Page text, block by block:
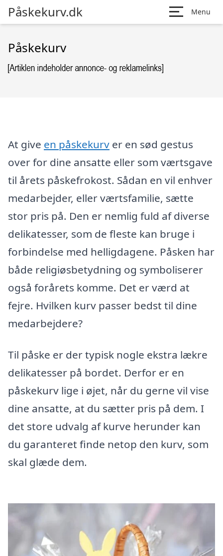
Påskekurv.dk Menu
Påskekurv
At give en påskekurv er en sød gestus
over for dine ansatte eller som værtsgave
til årets påskefrokost. Sådan en vil enhver
medarbejder, eller værtsfamilie, sætte
stor pris på. Den er nemlig fuld af diverse
delikatesser, som de fleste kan bruge i
forbindelse med helligdagene. Påsken har
både religiøsbetydning og symboliserer
også forårets komme. Det er værd at
fejre. Hvilken kurv passer bedst til dine
medarbejdere?
Til påske er der typisk nogle ekstra lækre
delikatesser på bordet. Derfor er en
påskekurv lige i øjet, når du gerne vil vise
dine ansatte, at du sætter pris på dem. I
det store udvalg af kurve herunder kan
du garanteret finde netop den kurv, som
skal glæde dem.